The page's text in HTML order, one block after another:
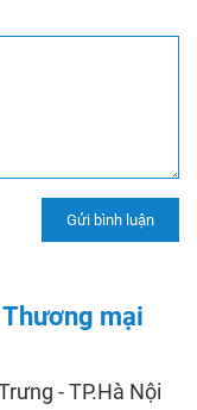
mại
- TP.Hà Nội